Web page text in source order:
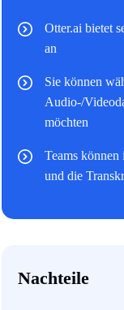
Otter.ai bietet
an
Sie können
Audio-/
möchten
Teams können
und die
Nachteile